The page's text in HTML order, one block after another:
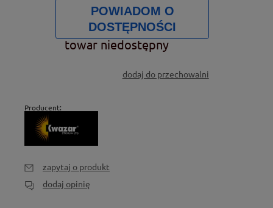
POWIADOM O
DOSTĘPNOŚCI
towar niedostępny
dodaj do przechowalni
Producent:
zapytaj o produkt
dodaj opinię